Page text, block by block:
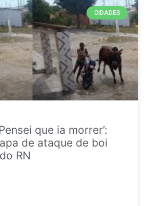
CIDADES
que ia morrer’:
de ataque de boi
RN